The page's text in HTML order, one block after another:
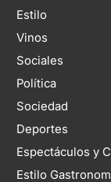
Estilo
Vinos
Sociales
Política
Sociedad
Deportes
Espectáculos y
Estilo